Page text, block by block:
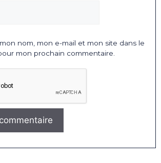
nom, mon e-mail et mon site dans le
mon prochain commentaire.